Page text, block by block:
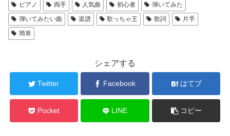
ピアノ
両手 人気曲 初心者
弾いてみた
弾いてみたい曲
楽譜 歌っちゃ王 歌詞
片手
簡単
シェアする
Twitter Facebook はてブ
Pocket LINE コピー